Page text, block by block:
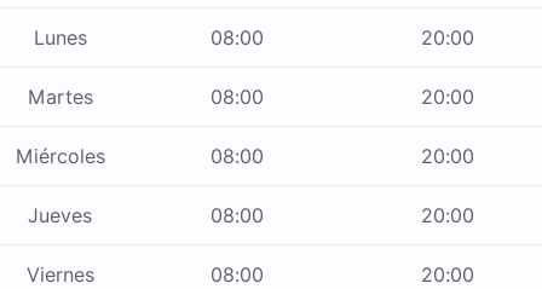
Lunes 08:00 20:00
Martes 08:00 20:00
Miércoles 08:00 20:00
Jueves 08:00 20:00
Viernes 08:00 20:00